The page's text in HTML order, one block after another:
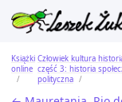
Książki
online
Człowiek kultura
część 3: historia
polityczna